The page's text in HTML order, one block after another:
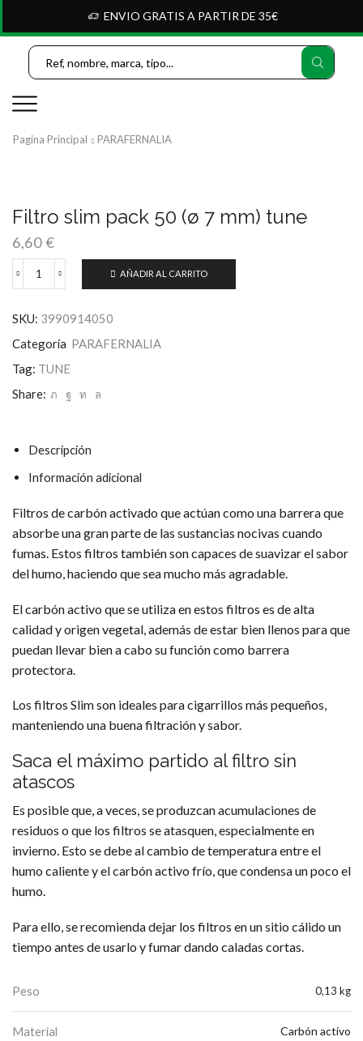
ENVIO GRATIS A PARTIR DE 35€
Pagina Principal PARAFERNALIA
Filtro slim pack 50 (ø 7 mm) tune
6,60€
Filtro
50
7
mm)
cantidad
AÑADIR AL CARRITO
SKU: 3990914050
Categoría PARAFERNALIA
Tag: TUNE
Share:
Descripción
Información adicional
Filtros de carbón activado que actúan como una barrera que
absorbe una gran parte de las sustancias nocivas cuando
fumas. Estos filtros también son capaces de suavizar el sabor
del humo, haciendo que sea mucho más agradable.
El carbón activo que se utiliza en estos filtros es de alta
calidad y origen vegetal, además de estar bien llenos para que
puedan llevar bien a cabo su función como barrera
protectora.
Los filtros Slim son ideales para cigarrillos más pequeños,
manteniendo una buena filtración y sabor.
Saca el máximo partido al filtro sin
atascos
Es posible que, a veces, se produzcan acumulaciones de
residuos o que los filtros se atasquen, especialmente en
invierno. Esto se debe al cambio de temperatura entre el
humo caliente y el carbón activo frío, que condensa un poco el
humo.
Para ello, se recomienda dejar los filtros en un sitio cálido un
tiempo antes de usarlo y fumar dando caladas cortas.
Peso 0,13 kg
Material Carbón activo